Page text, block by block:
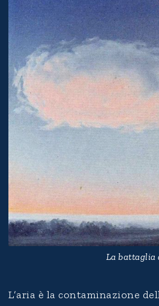
La battaglia
L’aria è la contaminazione